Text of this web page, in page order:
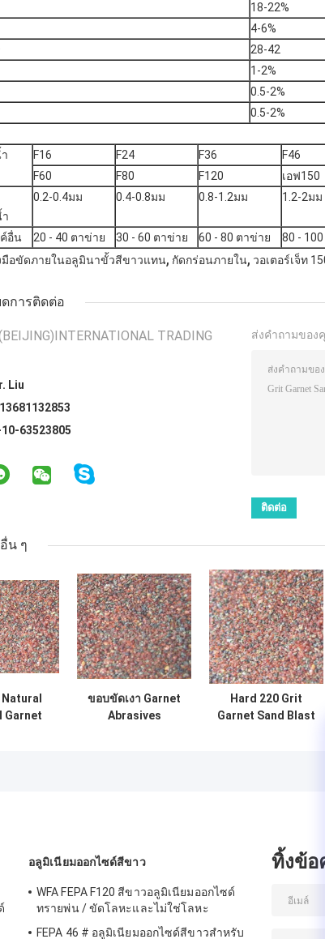
18-22%
4-6%
28-42
1-2%
0.5-2%
0.5-2%
F16 F24 F36 F46
F60
F80 F120 เอฟ150
0.2-0.4มม 0.4-0.8มม 0.8-1.2มม 1.2-2มม
อื่น 20 - 40 ตาข่าย 30 - 60 ตาข่าย 60 - 80 ตาข่าย 80 -
มือขัดภายในอลูมินาขั้วสีขาวแทน, กัดกร่อนภายใน, วอเตอร์เจ็ท
ดการติดต่อ
TRADING
Liu
63523805
ส่งคำถามของ
น ๆ
Garnet
ขอบขัดเงา Garnet
Abrasives
Hard 220 Grit
Garnet Sand Blast
อลูมิเนียมออกไซด์สีขาว
WFA FEPA F120 สีขาวอลูมิเนียมออกไซด์
ทรายพ่น / ขัดโลหะและไม่ใช่โลหะ
FEPA 46 # อลูมิเนียมออกไซด์สีขาวสำหรับ
ทิ้งข้อ